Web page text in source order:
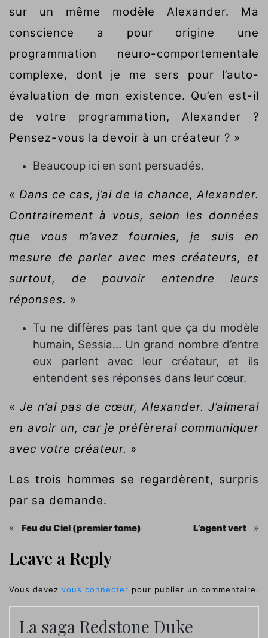
sur un même modèle Alexander. Ma
conscience a pour origine une
programmation neuro-comportementale
complexe, dont je me sers pour l’auto-
évaluation de mon existence. Qu’en est-il
de votre programmation, Alexander ?
Pensez-vous la devoir à un créateur ? »
Beaucoup ici en sont persuadés.
« Dans ce cas, j’ai de la chance, Alexander.
Contrairement à vous, selon les données
que vous m’avez fournies, je suis en
mesure de parler avec mes créateurs, et
surtout, de pouvoir entendre leurs
réponses. »
Tu ne diffères pas tant que ça du modèle
humain, Sessia… Un grand nombre d’entre
eux parlent avec leur créateur, et ils
entendent ses réponses dans leur cœur.
« Je n’ai pas de cœur, Alexander. J’aimerai
en avoir un, car je préfèrerai communiquer
avec votre créateur. »
Les trois hommes se regardèrent, surpris
par sa demande.
« Feu du Ciel (premier tome) L’agent vert »
Leave a Reply
Vous devez vous connecter pour publier un commentaire.
La saga Redstone Duke